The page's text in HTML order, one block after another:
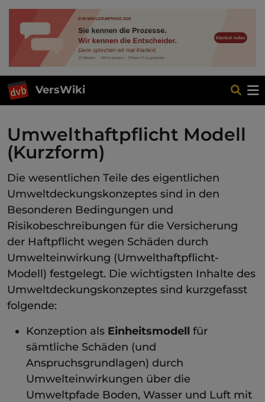
VersWiki
Umwelthaftpflicht Modell
(Kurzform)
Die wesentlichen Teile des eigentlichen
Umweltdeckungskonzeptes sind in den
Besonderen Bedingungen und
Risikobeschreibungen für die Versicherung
der Haftpflicht wegen Schäden durch
Umwelteinwirkung (Umwelthaftpflicht-
Modell) festgelegt. Die wichtigsten Inhalte des
Umweltdeckungskonzeptes sind kurzgefasst
folgende:
Konzeption als Einheitsmodell für
sämtliche Schäden (und
Anspruchsgrundlagen) durch
Umwelteinwirkungen über die
Umweltpfade Boden, Wasser und Luft mit